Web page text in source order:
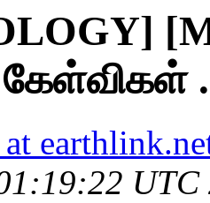
கேள்விகள்
UTC